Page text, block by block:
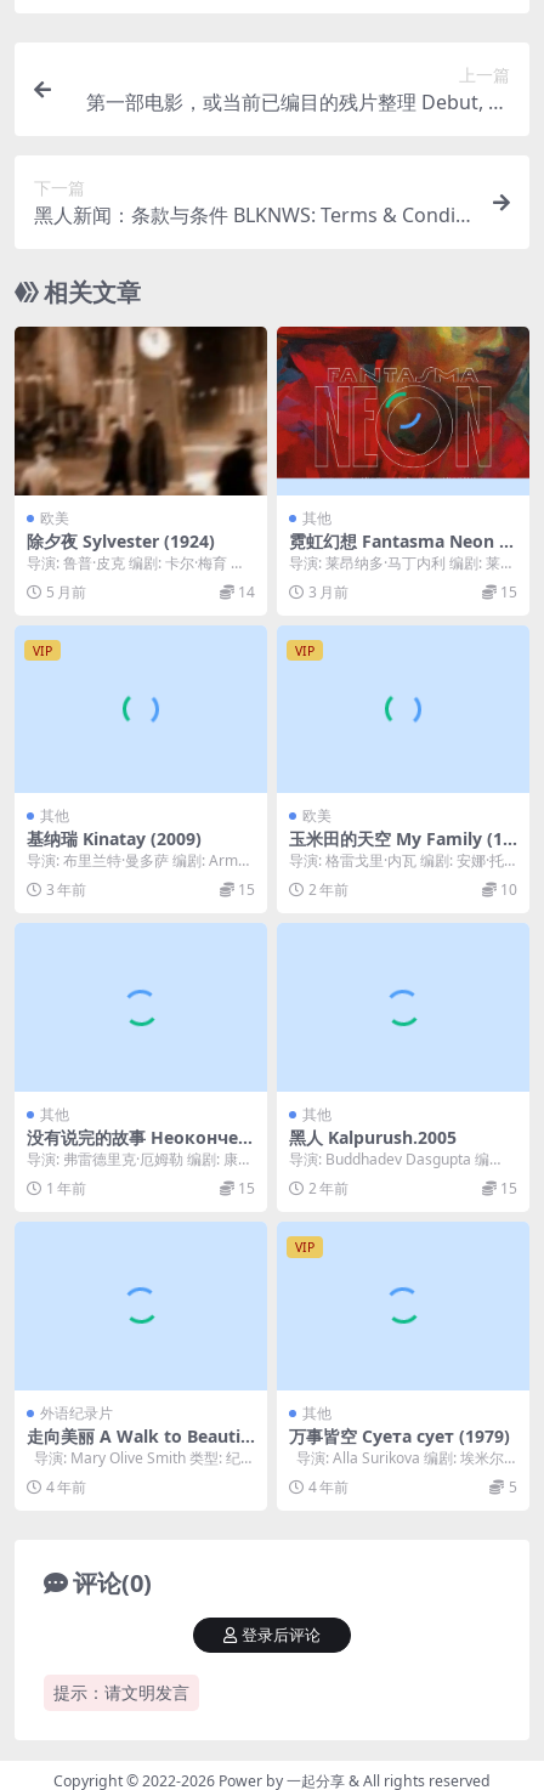
上一篇
第一部电影，或当前已编目的残片整理 Debut, or,
下一篇
黑人新闻：条款与条件 BLKNWS: Terms & Conditi
相关文章
欧美
除夕夜 Sylvester (1924)
导演: 鲁普·皮克 编剧: 卡尔·梅育 主
演: Eugen Klöpfer / ...
5 月前 14
其他
霓虹幻想 Fantasma Neon (2
021)
导演: 莱昂纳多·马丁内利 编剧: 莱昂
纳多·马丁内利 主演: Dennis P...
3 月前 15
VIP
其他
基纳瑞 Kinatay (2009)
导演: 布里兰特·曼多萨 编剧: Arman
do Lao 主演: 寇寇·马汀 /...
3 年前 15
VIP
欧美
玉米田的天空 My Family (19
95)
导演: 格雷戈里·内瓦 编剧: 安娜·托
马斯 / 格雷戈里·内瓦 主演: 吉米·...
2 年前 10
其他
没有说完的故事 Неокончен
ная повесть (1955)
导演: 弗雷德里克·厄姆勒 编剧: 康斯
坦丁·伊萨耶夫 主演: 谢尔盖·邦达尔
丘...1 年前 15
其他
黑人 Kalpurush.2005
导演: Buddhadev Dasgupta 编
剧: 布哈达布·达斯古塔 类型:...
2 年前 15
外语纪录片
走向美丽 A Walk to Beautif
ul (2007)
导演: Mary Olive Smith 类型: 纪录
片 制片国家...
4 年前
VIP
其他
万事皆空 Суета сует (1979)
导演: Alla Surikova 编剧: 埃米尔·
布拉金斯基 类...
4 年前 5
评论(0)
提示：请文明发言
登录后评论
Copyright © 2022-2026 Power by一起分享& All rights reserved